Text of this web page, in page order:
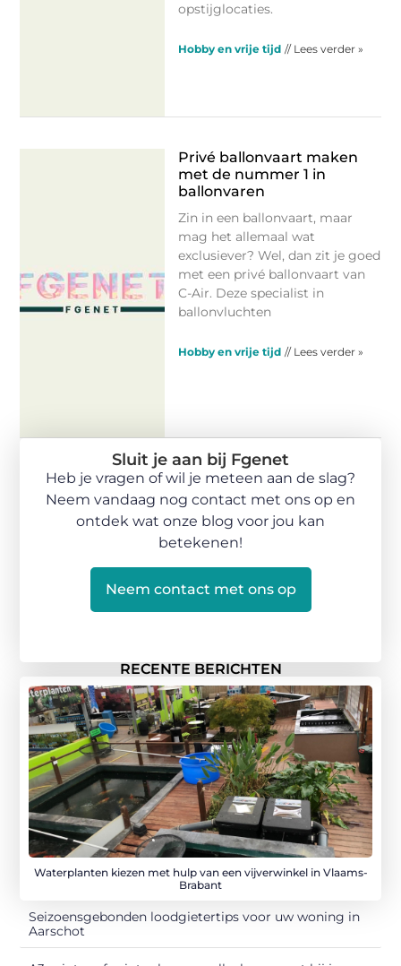
opstijglocaties.
Hobby en vrije tijd // Lees verder »
Privé ballonvaart maken
met de nummer 1 in
ballonvaren
Zin in een ballonvaart, maar
mag het allemaal wat
exclusiever? Wel, dan zit je goed
met een privé ballonvaart van
C-Air. Deze specialist in
ballonvluchten
Hobby en vrije tijd // Lees verder »
RECENTE BERICHTEN
Waterplanten kiezen met hulp van een vijverwinkel in Vlaams-
Brabant
Seizoensgebonden loodgietertips voor uw woning in
Aarschot
Sluit je aan bij Fgenet
Heb je vragen of wil je meteen aan de slag?
Neem vandaag nog contact met ons op en
ontdek wat onze blog voor jou kan
betekenen!
Neem contact met ons op